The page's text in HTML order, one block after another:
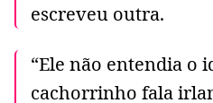
escreveu outra.
“Ele não entendia o
cachorrinho fala